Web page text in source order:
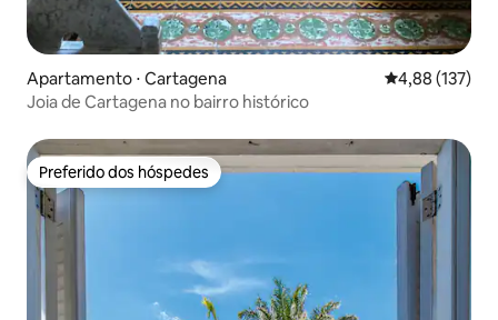
Apartamento ⋅ Cartagena 4,88 de uma
4,88 (137)
Joia de Cartagena no bairro histórico
Preferido dos hóspedes
Preferido dos hóspedes